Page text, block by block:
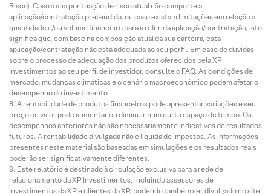
Risco). Caso a sua pontuação de risco atual não comporte a
aplicação/contratação pretendida, ou caso existam limitações em relação à
quantidade e/ou volume financeiro para a referida aplicação/contratação, isto
significa que, com base na composição atual da sua carteira, esta
aplicação/contratação não está adequada ao seu perfil. Em caso de dúvidas
sobre o processo de adequação dos produtos oferecidos pela XP
Investimentos ao seu perfil de investidor, consulte o FAQ. As condições de
mercado, mudanças climáticas e o cenário macroeconômico podem afetar o
desempenho do investimento.
A rentabilidade de produtos financeiros pode apresentar variações e seu
preço ou valor pode aumentar ou diminuir num curto espaço de tempo. Os
desempenhos anteriores não são necessariamente indicativos de resultados
futuros. A rentabilidade divulgada não é líquida de impostos. As informações
presentes neste material são baseadas em simulações e os resultados reais
poderão ser significativamente diferentes.
Este relatório é destinado à circulação exclusiva para a rede de
relacionamento da XP Investimentos, incluindo assessores de
investimentos da XP e clientes da XP, podendo também ser divulgado no site